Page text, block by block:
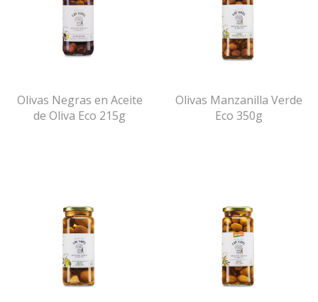
Olivas Negras en Aceite
de Oliva Eco 215g
Olivas Manzanilla Verde
Eco 350g